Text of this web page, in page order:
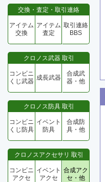
交換・査定・取引連絡
アイテム
交換
アイテム
査定
取引連絡
BBS
クロノス武器 取引
コンビニ
くじ武器 成長武器
合成武
器・他
クロノス防具 取引
コンビニ
くじ防具
イベント
防具
合成防
具・他
クロノスアクセサリ 取引
コンビニ
アクセ
イベント
アクセ
合成アク
セ・他